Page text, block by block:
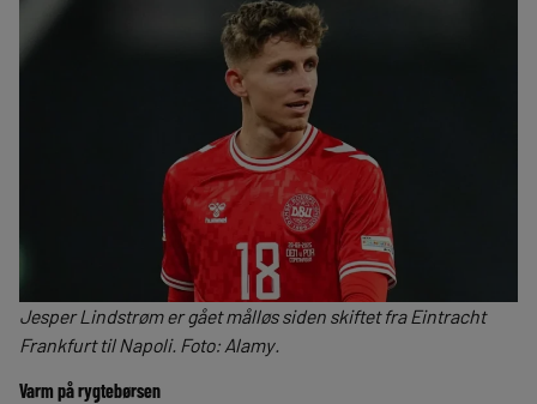
Jesper Lindstrøm er gået målløs siden skiftet fra Eintracht
Frankfurt til Napoli. Foto: Alamy.
Varm på rygtebørsen